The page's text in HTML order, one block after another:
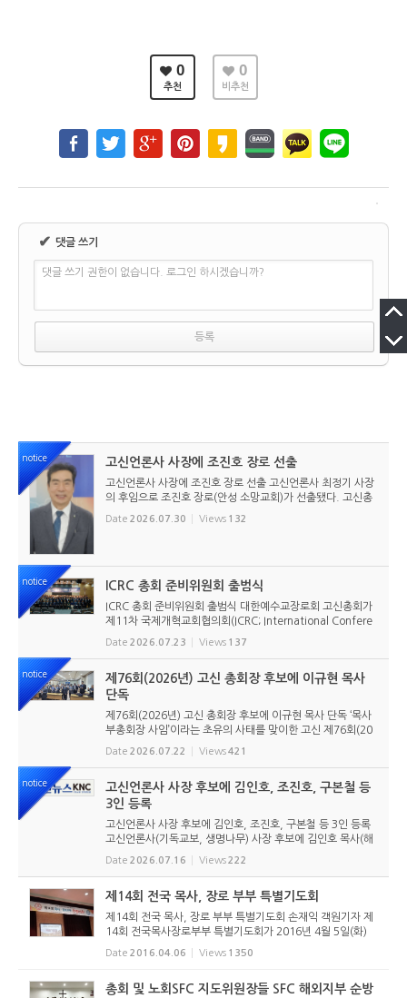
0
추천
0
비추천
✔ 댓글 쓰기
댓글 쓰기 권한이 없습니다. 로그인 하시겠습니까?
notice 고신언론사 사장에 조진호 장로 선출
고신언론사 사장에 조진호 장로 선출 고신언론사 최정기 사장
의 후임으로 조진호 장로(안성 소망교회)가 선출됐다. 고신총
회 유지재단 이사회는 2026년 7월 30일(목) 오전 11시 고신
총회회관 3층에서 임시이사회를 열고, 조진호 장로를 차기 사
Date 2026.07.30 Views 132
notice ICRC 총회 준비위원회 출범식
ICRC 총회 준비위원회 출범식 대한예수교장로회 고신총회가
제11차 국제개혁교회협의회(ICRC; International Confere
nce of Reformed Churches) 총회를 앞두고 본격적인 준비
에 들어갔다. 2026년 7월 20일 서울 남서울교회에서 ‘ICRC
Date 2026.07.23 Views 137
notice
제76회(2026년) 고신 총회장 후보에 이규현 목사
단독
제76회(2026년) 고신 총회장 후보에 이규현 목사 단독 ‘목사
부총회장 사임’이라는 초유의 사태를 맞이한 고신 제76회(20
26년) 총회장 후보에 이규현 목사(인천노회) 단독으로 입후보
했다. 6월 9일 경남마산노회의 추천을 받아 입후보했던 강영
Date 2026.07.22 Views421
notice
고신언론사 사장 후보에 김인호, 조진호, 구본철 등
3인 등록
고신언론사 사장 후보에 김인호, 조진호, 구본철 등 3인 등록
고신언론사(기독교보, 생명나무) 사장 후보에 김인호 목사(해
오름교회), 조진호 장로(소망교회), 구본철 장로(남서울교회)
가 등록했다. 당초 김희종 목사(유호교회)도 거론되었으나 최
Date 2026.07.16 Views222
제14회 전국 목사, 장로 부부 특별기도회
제14회 전국 목사, 장로 부부 특별기도회 손재익 객원기자 제
14회 전국목사장로부부 특별기도회가 2016년 4월 5일(화)
오후 1시부터 고려신학대학원 대강당에서 열렸다. 전국장로
회연합회가 매년 주관하는 대표적 행사인 기도회는 전국에 흩
Date 2016.04.06 Views 1350
총회 및 노회SFC 지도위원장들 SFC 해외지부 순방